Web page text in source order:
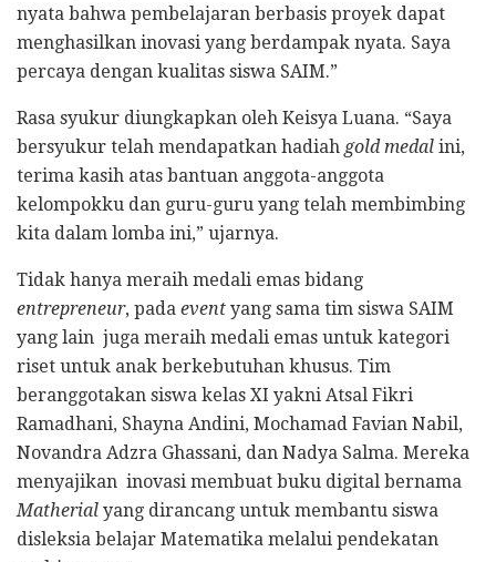
nyata bahwa pembelajaran berbasis proyek dapat
menghasilkan inovasi yang berdampak nyata. Saya
percaya dengan kualitas siswa SAIM.”
Rasa syukur diungkapkan oleh Keisya Luana. “Saya
bersyukur telah mendapatkan hadiah gold medal ini,
terima kasih atas bantuan anggota-anggota
kelompokku dan guru-guru yang telah membimbing
kita dalam lomba ini,” ujarnya.
Tidak hanya meraih medali emas bidang
entrepreneur, pada event yang sama tim siswa SAIM
yang lain juga meraih medali emas untuk kategori
riset untuk anak berkebutuhan khusus. Tim
beranggotakan siswa kelas XI yakni Atsal Fikri
Ramadhani, Shayna Andini, Mochamad Favian Nabil,
Novandra Adzra Ghassani, dan Nadya Salma. Mereka
menyajikan inovasi membuat buku digital bernama
Matherial yang dirancang untuk membantu siswa
disleksia belajar Matematika melalui pendekatan